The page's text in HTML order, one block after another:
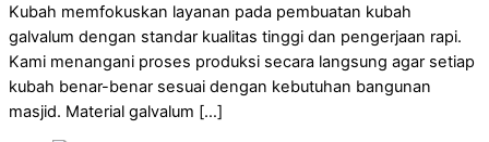
Kubah memfokuskan layanan pada pembuatan kubah
galvalum dengan standar kualitas tinggi dan pengerjaan rapi.
Kami menangani proses produksi secara langsung agar setiap
kubah benar-benar sesuai dengan kebutuhan bangunan
masjid. Material galvalum […]